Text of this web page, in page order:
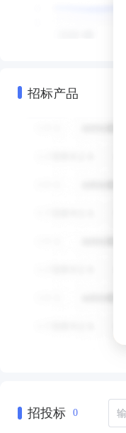
招标产品
招投标 0